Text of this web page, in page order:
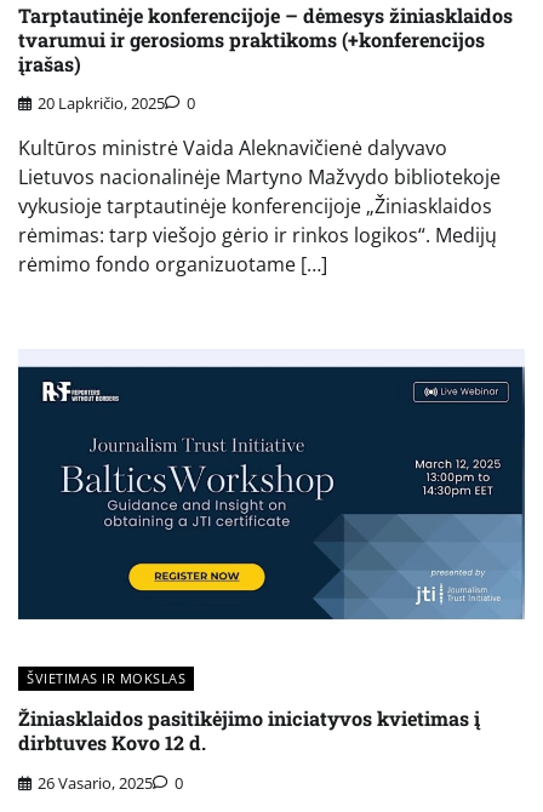
Tarptautinėje konferencijoje – dėmesys žiniasklaidos
tvarumui ir gerosioms praktikoms (+konferencijos
įrašas)
20 Lapkričio, 2025 0
Kultūros ministrė Vaida Aleknavičienė dalyvavo
Lietuvos nacionalinėje Martyno Mažvydo bibliotekoje
vykusioje tarptautinėje konferencijoje „Žiniasklaidos
rėmimas: tarp viešojo gėrio ir rinkos logikos“. Medijų
rėmimo fondo organizuotame […]
ŠVIETIMAS IR MOKSLAS
Žiniasklaidos pasitikėjimo iniciatyvos kvietimas į
dirbtuves Kovo 12 d.
26 Vasario, 2025 0